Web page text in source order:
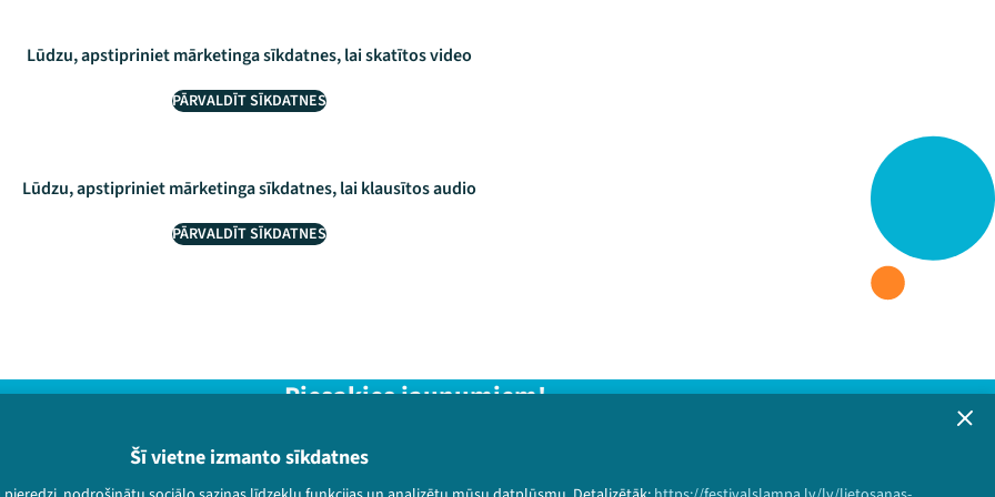
Šī vietne izmanto sīkdatnes
Lūdzu, apstipriniet mārketinga sīkdatnes, lai skatītos video
PĀRVALDĪT SĪKDATNES
Lūdzu, apstipriniet mārketinga sīkdatnes, lai klausītos audio
PĀRVALDĪT SĪKDATNES
Piesakies jaunumiem!
Nepalaid garām aktuālāko informāciju!